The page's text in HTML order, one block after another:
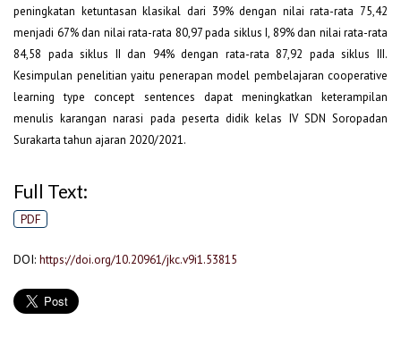
peningkatan ketuntasan klasikal dari 39% dengan nilai rata-rata 75,42
menjadi 67% dan nilai rata-rata 80,97 pada siklus I, 89% dan nilai rata-rata
84,58 pada siklus II dan 94% dengan rata-rata 87,92 pada siklus III.
Kesimpulan penelitian yaitu penerapan model pembelajaran cooperative
learning type concept sentences dapat meningkatkan keterampilan
menulis karangan narasi pada peserta didik kelas IV SDN Soropadan
Surakarta tahun ajaran 2020/2021.
Full Text:
PDF
DOI: https://doi.org/10.20961/jkc.v9i1.53815